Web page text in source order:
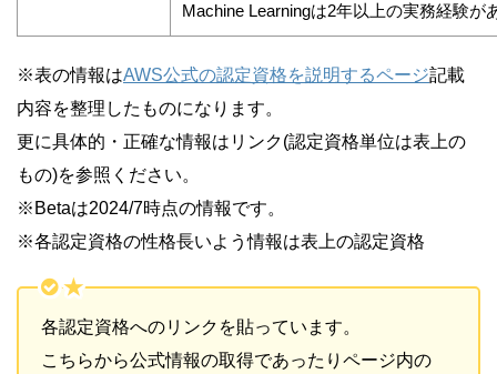
Machine Learningは2年以上の実務経験が
※表の情報はAWS公式の認定資格を説明するページ記載
内容を整理したものになります。
更に具体的・正確な情報はリンク(認定資格単位は表上の
もの)を参照ください。
※Betaは2024/7時点の情報です。
※各認定資格の性格長いよう情報は表上の認定資格
★
各認定資格へのリンクを貼っています。
こちらから公式情報の取得であったりページ内の